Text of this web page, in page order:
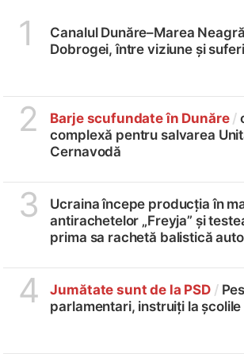
1
Canalul Dunăre–Marea
Dobrogei, între viziune și
2 Barje scufundate în Dunăre /
complexă pentru salvarea
Cernavodă
3
Ucraina începe producția în
antirachetelor „Freyja” și
prima sa rachetă balistică
4 Jumătate sunt de la PSD /
parlamentari, instruiți la școlile